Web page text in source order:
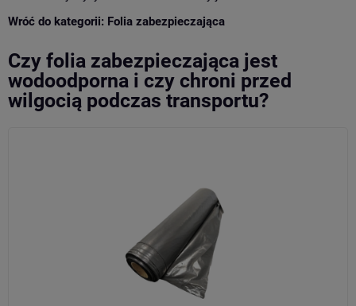
Wróć do kategorii: Folia zabezpieczająca
Czy folia zabezpieczająca jest
wodoodporna i czy chroni przed
wilgocią podczas transportu?